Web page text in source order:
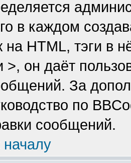
в каждом
на HTML, тэги в
>, он даёт
За
по
сообщений.
началу